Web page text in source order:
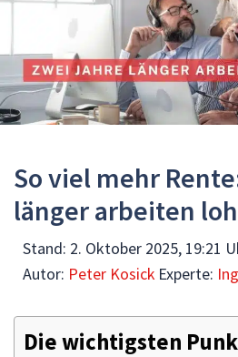
So viel mehr
länger arbeiten
Stand: 2. Oktober 2025, 19:21
Autor: Peter Kosick Experte:
Die wichtigsten